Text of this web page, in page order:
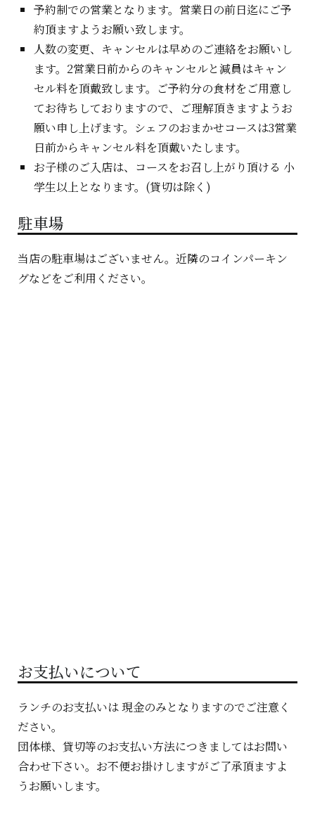
予約制での営業となります。営業日の前日迄にご予
約頂ますようお願い致します。
人数の変更、キャンセルは早めのご連絡をお願いし
ます。2営業日前からのキャンセルと減員はキャン
セル料を頂戴致します。ご予約分の食材をご用意し
てお待ちしておりますので、ご理解頂きますようお
願い申し上げます。シェフのおまかせコースは3営業
日前からキャンセル料を頂戴いたします。
お子様のご入店は、コースをお召し上がり頂ける 小
学生以上となります。(貸切は除く)
駐車場
当店の駐車場はございません。近隣のコインパーキン
グなどをご利用ください。
お支払いについて
ランチのお支払いは 現金のみとなりますのでご注意く
ださい。
団体様、貸切等のお支払い方法につきましてはお問い
合わせ下さい。お不便お掛けしますがご了承頂ますよ
うお願いします。